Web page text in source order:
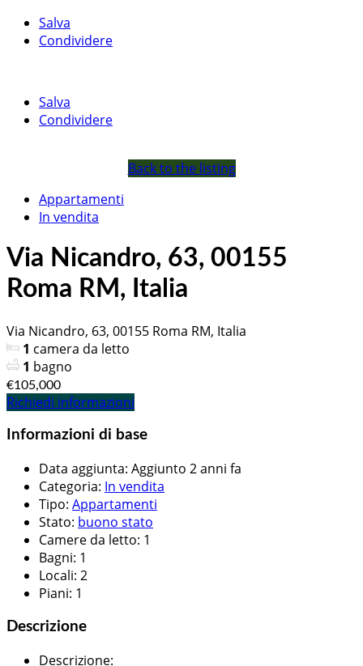
Salva
Condividere
Salva
Condividere
Back to the listing
Appartamenti
In vendita
Via Nicandro, 63, 00155
Roma RM, Italia
Via Nicandro, 63, 00155 Roma RM, Italia
1 camera da letto
1 bagno
€105,000
Richiedi informazioni
Informazioni di base
Data aggiunta: Aggiunto 2 anni fa
Categoria: In vendita
Tipo: Appartamenti
Stato: buono stato
Camere da letto: 1
Bagni: 1
Locali: 2
Piani: 1
Descrizione
Descrizione: